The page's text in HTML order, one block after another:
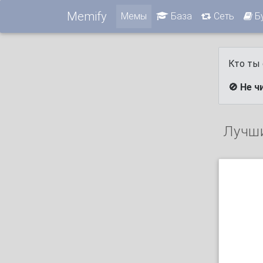
Memify Мемы База Сеть
Кто ты
🚫 Не